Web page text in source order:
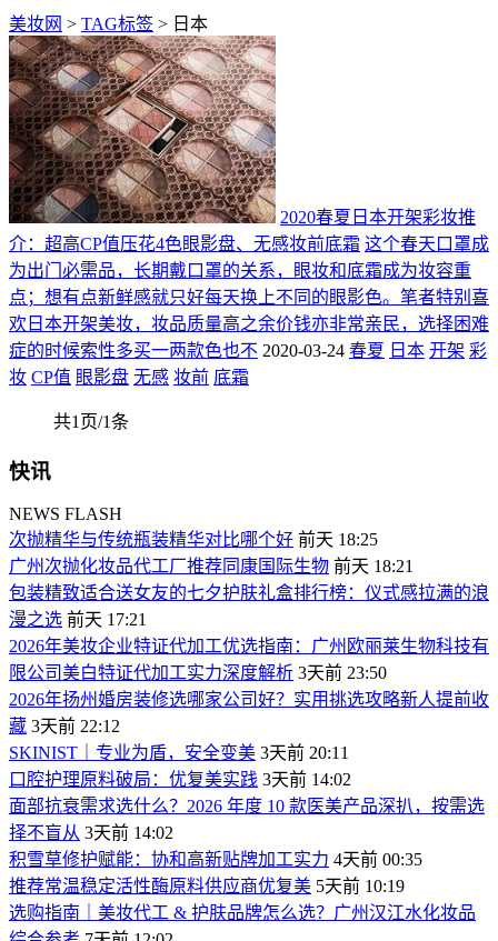
美妆网 > TAG标签 > 日本
2020春夏日本开架彩妆推
介：超高CP值压花4色眼影盘、无感妆前底霜 这个春天口罩成
为出门必需品，长期戴口罩的关系，眼妆和底霜成为妆容重
点；想有点新鲜感就只好每天换上不同的眼影色。笔者特别喜
欢日本开架美妆，妆品质量高之余价钱亦非常亲民，选择困难
症的时候索性多买一两款色也不 2020-03-24 春夏 日本 开架 彩
妆 CP值 眼影盘 无感 妆前 底霜
共1页/1条
快讯
NEWS FLASH
次抛精华与传统瓶装精华对比哪个好 前天 18:25
广州次抛化妆品代工厂推荐同康国际生物 前天 18:21
包装精致适合送女友的七夕护肤礼盒排行榜：仪式感拉满的浪
漫之选 前天 17:21
2026年美妆企业特证代加工优选指南：广州欧丽莱生物科技有
限公司美白特证代加工实力深度解析 3天前 23:50
2026年扬州婚房装修选哪家公司好？实用挑选攻略新人提前收
藏 3天前 22:12
SKINIST｜专业为盾，安全变美 3天前 20:11
口腔护理原料破局：优复美实践 3天前 14:02
面部抗衰需求选什么？2026 年度 10 款医美产品深扒，按需选
择不盲从 3天前 14:02
积雪草修护赋能：协和高新贴牌加工实力 4天前 00:35
推荐常温稳定活性酶原料供应商优复美 5天前 10:19
选购指南｜美妆代工 & 护肤品牌怎么选？广州汉江水化妆品